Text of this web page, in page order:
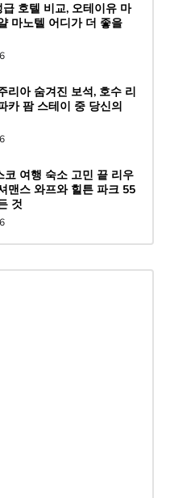
호텔 비교, 오테이유 마
마노텔 어디가 더 좋을
리아 숨겨진 보석, 호수 리
카 팜 스테이 중 당신의
코 여행 숙소 고민 끝 리우
맨스 와프와 힐튼 파크 55
것